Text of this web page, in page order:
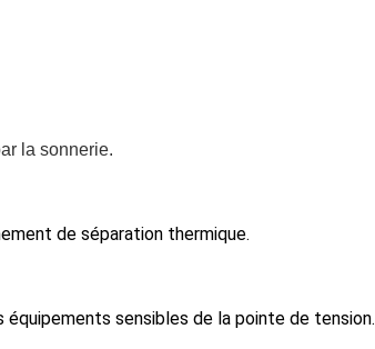
la sonnerie.
de séparation thermique.
sensibles de la pointe de tension.